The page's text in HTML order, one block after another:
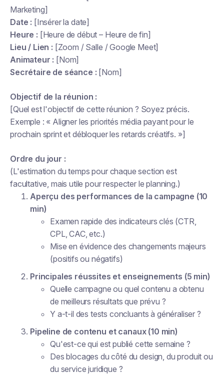
Marketing]
Date : [Insérer la date]
Heure : [Heure de début – Heure de fin]
Lieu / Lien : [Zoom / Salle / Google Meet]
Animateur : [Nom]
Secrétaire de séance : [Nom]
Objectif de la réunion :
[Quel est l'objectif de cette réunion ? Soyez précis.
Exemple : « Aligner les priorités média payant pour le
prochain sprint et débloquer les retards créatifs. »]
Ordre du jour :
(L'estimation du temps pour chaque section est
facultative, mais utile pour respecter le planning.)
Aperçu des performances de la campagne (10
min)
Examen rapide des indicateurs clés (CTR,
CPL, CAC, etc.)
Mise en évidence des changements majeurs
(positifs ou négatifs)
Principales réussites et enseignements (5 min)
Quelle campagne ou quel contenu a obtenu
de meilleurs résultats que prévu ?
Y a-t-il des tests concluants à généraliser ?
Pipeline de contenu et canaux (10 min)
Qu'est-ce qui est publié cette semaine ?
Des blocages du côté du design, du produit ou
du service juridique ?